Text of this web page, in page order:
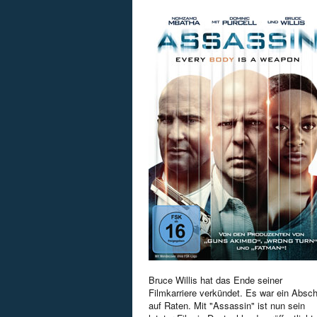
Bruce Willis hat das Ende seiner
Filmkarriere verkündet. Es war ein
auf Raten. Mit "Assassin" ist nun sein